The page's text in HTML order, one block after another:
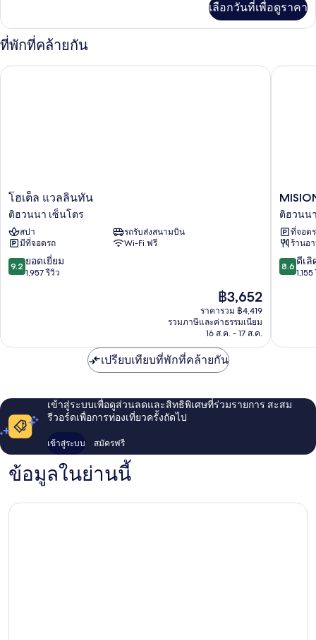
บุหรี่
เกี่ยว
กับ
ห้อง
พัก,
ปลอด
เลือกวันที่เพื่อดูราคา
ที่พักที่คล้ายกัน
โฮเต็ล
แวล
ลิ
นทัน
ติ
ฮวน
นา
โฮเต็ล แวลลินทัน
ติฮวนนา เซ็นโตร
สปา
รถรับส่งสนามบิน
มีที่จอดรถ
Wi-Fi ฟรี
9.2
จาก
9.2 ยอดเยี่ยม
1,957 รีวิว
ราคา
ปัจจุบัน
คือ
฿3,652
฿3,652
ราคารวม ฿4,419
รวมภาษีและค่าธรรมเนียม
16 ส.ค. - 17 ส.ค.
โฮเต็ล แวลลินทัน
MISION
11
ติ
ฮวน
นา
เซ็น
โตร
ติฮวนน
ที่จอด
ร้านอ
8.6
จาก
8.6 ดีเลิ
MISION
เปรียบเทียบที่พักที่คล้ายกัน
เข้าสู่ระบบเพื่อดูส่วนลดและสิทธิพิเศษที่ร่วมรายการ สะสม
รีวอร์ดเพื่อการท่องเที่ยวครั้งถัดไป
เข้าสู่ระบบ สมัครฟรี
ข้อมูลในย่านนี้